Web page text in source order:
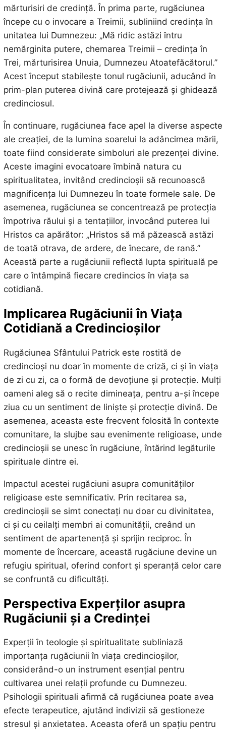
mărturisiri de credință. În prima parte, rugăciunea
începe cu o invocare a Treimii, subliniind credința în
unitatea lui Dumnezeu: „Mă ridic astăzi întru
nemărginita putere, chemarea Treimii – credinţa în
Trei, mărturisirea Unuia, Dumnezeu Atoatefăcătorul.”
Acest început stabilește tonul rugăciunii, aducând în
prim-plan puterea divină care protejează și ghidează
credinciosul.
În continuare, rugăciunea face apel la diverse aspecte
ale creației, de la lumina soarelui la adâncimea mării,
toate fiind considerate simboluri ale prezenței divine.
Aceste imagini evocatoare îmbină natura cu
spiritualitatea, invitând credincioșii să recunoască
magnificența lui Dumnezeu în toate formele sale. De
asemenea, rugăciunea se concentrează pe protecția
împotriva răului și a tentațiilor, invocând puterea lui
Hristos ca apărător: „Hristos să mă păzească astăzi
de toată otrava, de ardere, de înecare, de rană.”
Această parte a rugăciunii reflectă lupta spirituală pe
care o întâmpină fiecare credincios în viața sa
cotidiană.
Implicarea Rugăciunii în Viața
Cotidiană a Credincioșilor
Rugăciunea Sfântului Patrick este rostită de
credincioși nu doar în momente de criză, ci și în viața
de zi cu zi, ca o formă de devoțiune și protecție. Mulți
oameni aleg să o recite dimineața, pentru a-și începe
ziua cu un sentiment de liniște și protecție divină. De
asemenea, aceasta este frecvent folosită în contexte
comunitare, la slujbe sau evenimente religioase, unde
credincioșii se unesc în rugăciune, întărind legăturile
spirituale dintre ei.
Impactul acestei rugăciuni asupra comunităților
religioase este semnificativ. Prin recitarea sa,
credincioșii se simt conectați nu doar cu divinitatea,
ci și cu ceilalți membri ai comunității, creând un
sentiment de apartenență și sprijin reciproc. În
momente de încercare, această rugăciune devine un
refugiu spiritual, oferind confort și speranță celor care
se confruntă cu dificultăți.
Perspectiva Experților asupra
Rugăciunii și a Credinței
Experții în teologie și spiritualitate subliniază
importanța rugăciunii în viața credincioșilor,
considerând-o un instrument esențial pentru
cultivarea unei relații profunde cu Dumnezeu.
Psihologii spirituali afirmă că rugăciunea poate avea
efecte terapeutice, ajutând indivizii să gestioneze
stresul și anxietatea. Aceasta oferă un spațiu pentru